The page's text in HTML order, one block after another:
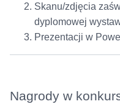
Skanu/zdjęcia
dyplomowej
Prezentacji w
Nagrody w